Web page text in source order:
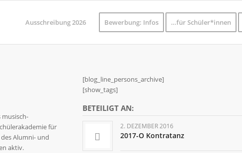
Ausschreibung 2026 Bewerbung: Infos …für Schüler*innen
musisch-
für
Alumni- und
aktiv.
[blog_line_persons_archive]
[show_tags]
BETEILIGT AN:
2. DEZEMBER 2016
2017-O Kontratanz